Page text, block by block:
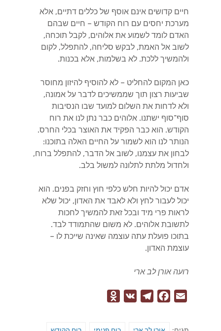
חיים קדושים אינם אוסף של כללים דתיים, אלא
מערכת יחסים עם רוח הקודש – חיים שבהם
האדם לומד לשמוע את אלוהים, לקבל תוכחה,
לשוב אל האמת, לבקש סליחה, להתפלל, לקום
ולהמשיך ללכת. לא בשלמות, אלא בכנות.
כאן המקום להחליט – לא להוסיף להיזון מחוסר
שביעות רצון תוך שממשיכים לדבר על אמונה,
ולא לדחות את השלום למועד שבו הנסיבות
סוף־סוף ישתנו. אלוהים כבר נתן לנו את רוח
הקודש. הוא כבר הפקיד את האוצר בכלי החרס.
הנותר לנו הוא לשמור על החיים האלה בתוכנו:
לבחון את עצמנו, לשוב אל הדבר, להתפלל ברוח,
ולחדול מלתת לתלונה למשול בלב.
אדם יכול להיות חלש כלפי חוץ וחזק בפנים. הוא
יכול לעבור לחץ ולא לאבד את האדון, יכול שלא
לראות פרי מיד ובכל זאת להמשיך לחכות
לתשובת אלוהים. לא משום שהתמודד לבד.
בתוכו פועלת עתה עוצמה שאינה שייכת לו –
עוצמת האדון.
רועה אורן לב ארי